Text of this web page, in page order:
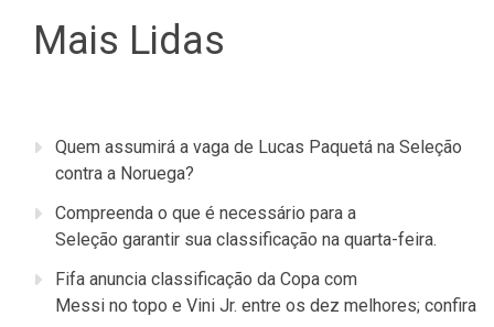
Mais Lidas
Quem assumirá a vaga de Lucas Paquetá na Seleção
contra a Noruega?
Compreenda o que é necessário para a
Seleção garantir sua classificação na quarta-feira.
Fifa anuncia classificação da Copa com
Messi no topo e Vini Jr. entre os dez melhores; confira